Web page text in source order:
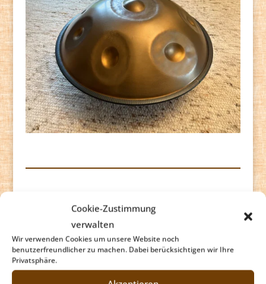
Cookie-Zustimmung
verwalten
Wir verwenden Cookies um unsere Website noch
benutzerfreundlicher zu machen. Dabei berücksichtigen wir Ihre
Privatsphäre.
Buk/Taiko
Die Buk/Taiko mit ihrem machtvollen Klang ist
ein herausforderndes Gegenüber. Der ganze